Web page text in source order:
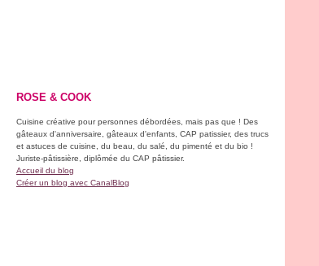
ROSE & COOK
Cuisine créative pour personnes débordées, mais pas que ! Des
gâteaux d'anniversaire, gâteaux d'enfants, CAP patissier, des trucs
et astuces de cuisine, du beau, du salé, du pimenté et du bio !
Juriste-pâtissière, diplômée du CAP pâtissier.
Accueil du blog
Créer un blog avec CanalBlog